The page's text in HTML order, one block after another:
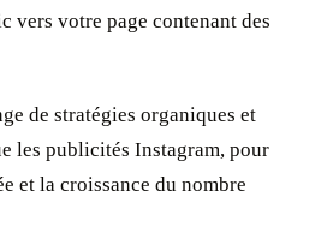
vers votre page contenant des
de stratégies organiques et
les publicités Instagram, pour
et la croissance du nombre